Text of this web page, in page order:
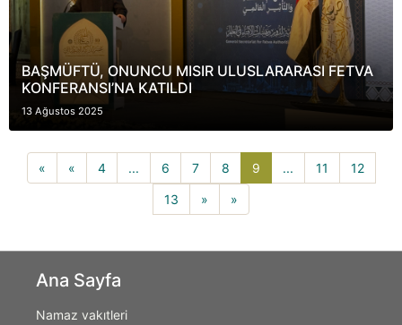
BAŞMÜFTÜ, ONUNCU MISIR ULUSLARARASI FETVA
KONFERANSI’NA KATILDI
13 Ağustos 2025
« « 4 ... 6 7 8 99(current)
... 11 12
13 » »
Ana Sayfa
Namaz vakıtleri